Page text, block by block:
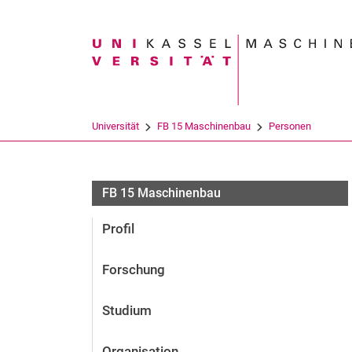
Suchbegriff
Universität FB 15 Maschinenbau Personen
FB 15 Maschinenbau
Profil
Forschung
Studium